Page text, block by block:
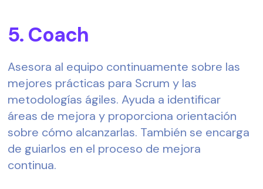
5. Coach
Asesora al equipo continuamente sobre las
mejores prácticas para Scrum y las
metodologías ágiles. Ayuda a identificar
áreas de mejora y proporciona orientación
sobre cómo alcanzarlas. También se encarga
de guiarlos en el proceso de mejora
continua.